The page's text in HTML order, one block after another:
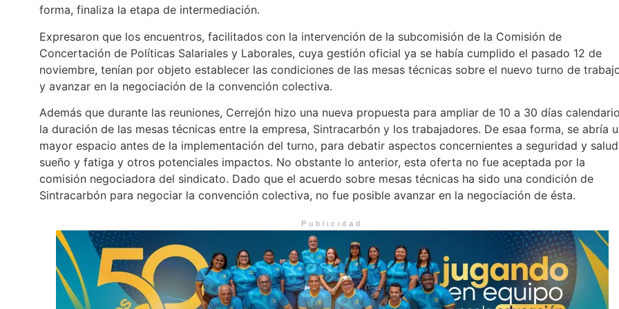
forma, finaliza la etapa de intermediación.
Expresaron que los encuentros, facilitados con la intervención de la subcomisión de la Comisión de
Concertación de Políticas Salariales y Laborales, cuya gestión oficial ya se había cumplido el pasado 12 de
noviembre, tenían por objeto establecer las condiciones de las mesas técnicas sobre el nuevo turno de
y avanzar en la negociación de la convención colectiva.
Además que durante las reuniones, Cerrejón hizo una nueva propuesta para ampliar de 10 a 30 días calendario
la duración de las mesas técnicas entre la empresa, Sintracarbón y los trabajadores. De esaa forma, se abría
mayor espacio antes de la implementación del turno, para debatir aspectos concernientes a seguridad y
sueño y fatiga y otros potenciales impactos. No obstante lo anterior, esta oferta no fue aceptada por la
comisión negociadora del sindicato. Dado que el acuerdo sobre mesas técnicas ha sido una condición de
Sintracarbón para negociar la convención colectiva, no fue posible avanzar en la negociación de ésta.
Publicidad